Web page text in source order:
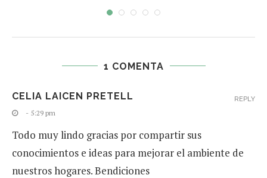
1 COMENTA
CELIA LAICEN PRETELL
- 5:29 pm
Todo muy lindo gracias por compartir sus
conocimientos e ideas para mejorar el ambiente de
nuestros hogares. Bendiciones
REPLY